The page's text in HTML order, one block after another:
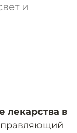
и
лекарства в